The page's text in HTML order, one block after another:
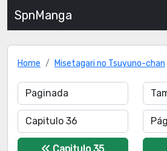
SpnManga
Home Misetagari no Tsuyuno-chan